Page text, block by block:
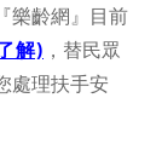
樂齡網』目前
解) ，替民眾
處理扶手安